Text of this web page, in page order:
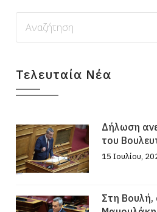
Τελευταία Νέα
Δήλωση
του
15 Ιουλίου,
Στη